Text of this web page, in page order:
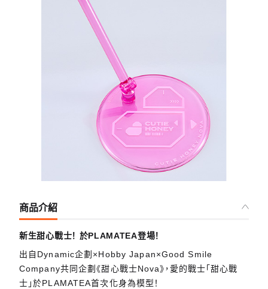
商品介紹
新生甜心戰士！ 於PLAMATEA登場！
出自Dynamic企劃×Hobby Japan×Good Smile
Company共同企劃《甜心戰士Nova》，愛的戰士「甜心戰
士」於PLAMATEA首次化身為模型！